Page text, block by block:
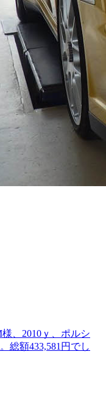
、2010ｙ、ポルシ
総額433,581円でし